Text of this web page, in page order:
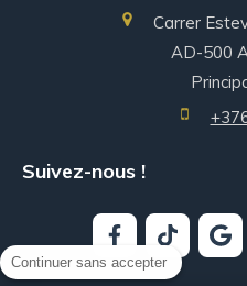
Continuer sans accepter
Carrer
AD-500
Suivez-nous !